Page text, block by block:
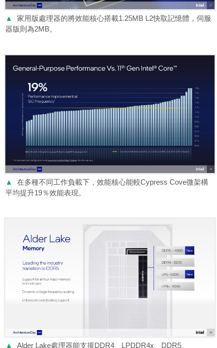
▲
家用版處理器的將效能核心搭載1.25MB L2快取記憶體，伺服
器版則為2MB。
▲
在多種不同工作負載下，效能核心能較Cypress Cove微架構
平均提升19％效能表現。
▲ Alder Lake處理器能支援DDR4、LPDDR4x、DDR5、